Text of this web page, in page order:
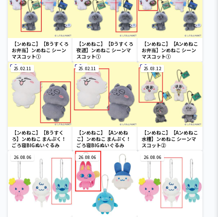
【ンめねこ】【Bうすくろ
お弁当】ンめねこ シーン
マスコット①
【ンめねこ】【Dうすくろ
夜道】ンめねこ シーンマ
スコット①
【ンめねこ】【Aンめねこ
お弁当】ンめねこ シーン
マスコット①
25.02.11
【ンめねこ】【Bうすく
ろ】ンめねこ まんぷく！
ごろ寝BIGぬいぐるみ
25.02.11
【ンめねこ】【Aンめね
こ】ンめねこ まんぷく！
ごろ寝BIGぬいぐるみ
25.03.12
【ンめねこ】【Aンめねこ
水槽】ンめねこ シーンマ
スコット②
26.08.06 26.08.06 26.08.06